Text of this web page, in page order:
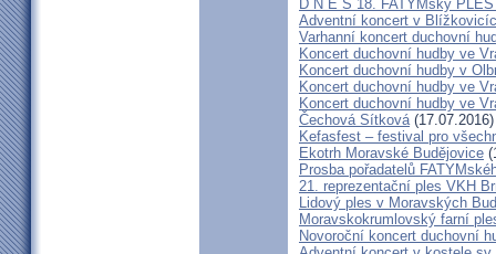
D N E S 18. FATYMský
Adventní koncert v
Varhanní koncert duchovní
Koncert duchovní hudby ve
Koncert duchovní hudby v
Koncert duchovní hudby ve
Koncert duchovní hudby ve
Čechová Sítková(17.07.2016)
Kefasfest – festival pro
Ekotrh Moravské Budějovice
Prosba pořadatelů
21. reprezentační ples VKH
Lidový ples v Moravských
Moravskokrumlovský farní
Novoroční koncert duchovní